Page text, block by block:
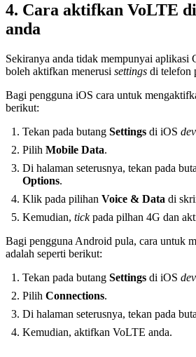
4. Cara aktifkan VoLTE di
anda
Sekiranya anda tidak mempunyai aplikasi
boleh aktifkan menerusi settings di telefon
Bagi pengguna iOS cara untuk
berikut:
Tekan pada butang Settings di iOS
Pilih Mobile Data.
Di halaman seterusnya, tekan pada
Options.
Klik pada pilihan Voice & Data di
Kemudian, tickpada pilhan 4G dan
Bagi pengguna Android pula, cara untuk
adalah seperti berikut:
Tekan pada butang Settings di iOS
Pilih Connections.
Di halaman seterusnya, tekan pada
Kemudian, aktifkan VoLTE anda.